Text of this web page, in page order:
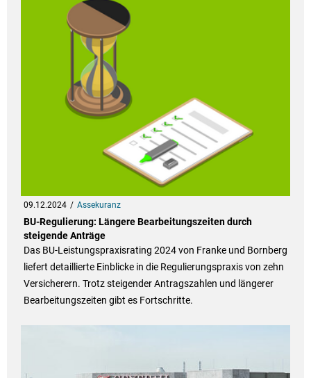
09.12.2024 Assekuranz
BU-Regulierung: Längere Bearbeitungszeiten durch
steigende Anträge
Das BU-Leistungspraxisrating 2024 von Franke und Bornberg
liefert detaillierte Einblicke in die Regulierungspraxis von zehn
Versicherern. Trotz steigender Antragszahlen und längerer
Bearbeitungszeiten gibt es Fortschritte.